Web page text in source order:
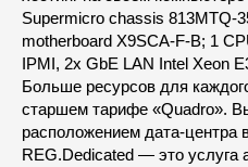
Supermicro chassis 813MTQ-
motherboard X9SCA-F-B; 1
IPMI, 2x GbE LAN Intel Xeon
Больше ресурсов для
старшем тарифе «Quadro».
расположением дата-центра
REG.Dedicated — это услуга